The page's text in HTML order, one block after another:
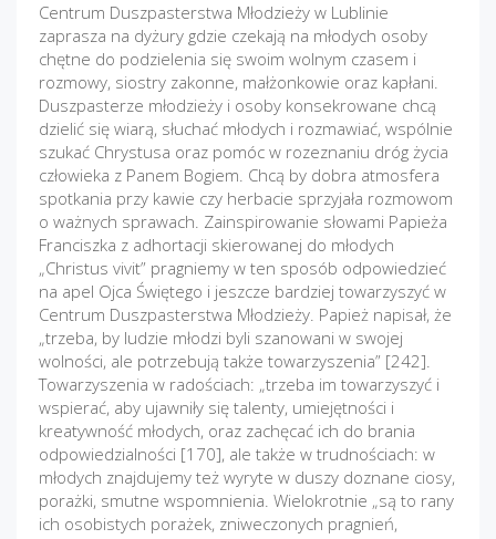
Centrum Duszpasterstwa Młodzieży w Lublinie
zaprasza na dyżury gdzie czekają na młodych osoby
chętne do podzielenia się swoim wolnym czasem i
rozmowy, siostry zakonne, małżonkowie oraz kapłani.
Duszpasterze młodzieży i osoby konsekrowane chcą
dzielić się wiarą, słuchać młodych i rozmawiać, wspólnie
szukać Chrystusa oraz pomóc w rozeznaniu dróg życia
człowieka z Panem Bogiem. Chcą by dobra atmosfera
spotkania przy kawie czy herbacie sprzyjała rozmowom
o ważnych sprawach. Zainspirowanie słowami Papieża
Franciszka z adhortacji skierowanej do młodych
„Christus vivit” pragniemy w ten sposób odpowiedzieć
na apel Ojca Świętego i jeszcze bardziej towarzyszyć w
Centrum Duszpasterstwa Młodzieży. Papież napisał, że
„trzeba, by ludzie młodzi byli szanowani w swojej
wolności, ale potrzebują także towarzyszenia” [242].
Towarzyszenia w radościach: „trzeba im towarzyszyć i
wspierać, aby ujawniły się talenty, umiejętności i
kreatywność młodych, oraz zachęcać ich do brania
odpowiedzialności [170], ale także w trudnościach: w
młodych znajdujemy też wyryte w duszy doznane ciosy,
porażki, smutne wspomnienia. Wielokrotnie „są to rany
ich osobistych porażek, zniweczonych pragnień,